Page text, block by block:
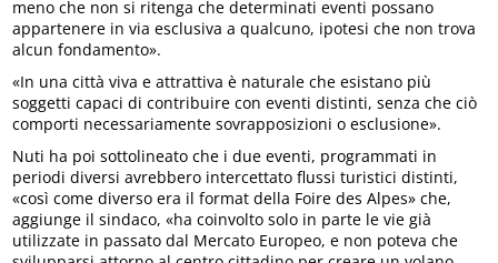
meno che non si ritenga che determinati eventi possano
appartenere in via esclusiva a qualcuno, ipotesi che non trova
alcun fondamento».
«In una città viva e attrattiva è naturale che esistano più
soggetti capaci di contribuire con eventi distinti, senza che ciò
comporti necessariamente sovrapposizioni o esclusione».
Nuti ha poi sottolineato che i due eventi, programmati in
periodi diversi avrebbero intercettato flussi turistici distinti,
«così come diverso era il format della Foire des Alpes» che,
aggiunge il sindaco, «ha coinvolto solo in parte le vie già
utilizzate in passato dal Mercato Europeo, e non poteva che